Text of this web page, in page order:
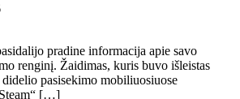
pradine informacija apie savo
renginį. Žaidimas, kuris buvo išleistas
pasisekimo mobiliuosiuose
[…]